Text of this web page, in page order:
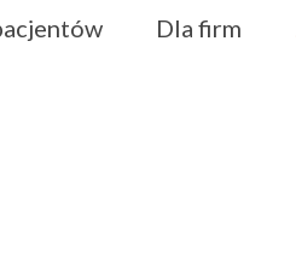
Dla firm